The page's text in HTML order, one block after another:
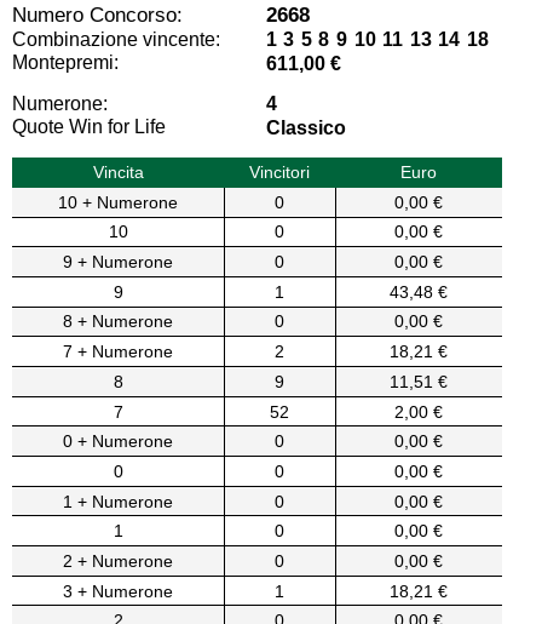
Numero Concorso: 2668
Combinazione vincente:
1 3 5 8 9 10 11 13 14 18
Montepremi:
611,00 €
Numerone:
4
Quote Win for Life
Classico
Vincita Vincitori
Euro
10 + Numerone
0
0,00 €
10
0
0,00 €
9 + Numerone
0
0,00 €
9
1
43,48 €
8 + Numerone
0
0,00 €
7 + Numerone
2
18,21 €
8
9
11,51 €
7
52
2,00 €
0 + Numerone
0
0,00 €
0
0
0,00 €
1 + Numerone
0
0,00 €
1
0
0,00 €
2 + Numerone
0
0,00 €
3 + Numerone
1
18,21 €